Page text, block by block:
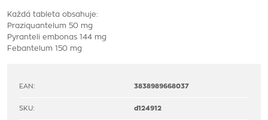
Každá tableta obsahuje:
Praziquantelum 50 mg
Pyranteli embonas 144 mg
Febantelum 150 mg
EAN: 3838989668037
SKU: d124912